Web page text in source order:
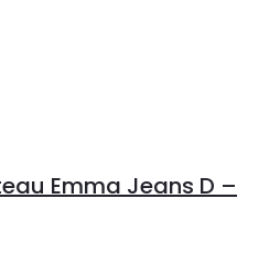
Emma Jeans D –